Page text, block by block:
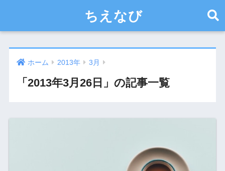
ちえなび
ホーム 2013年 3月
「2013年3月26日」の記事一覧